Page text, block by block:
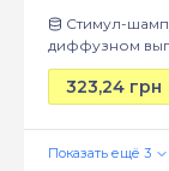
Стимул-
диффузном
323,24 грн